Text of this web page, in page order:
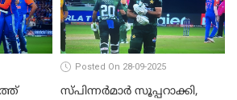
Posted On 28-09-2025
സ്പിന്നർമാർ സൂപ്പറാക്കി,